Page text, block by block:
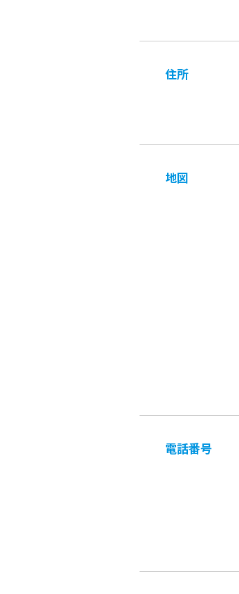
住所
地図
電話番号